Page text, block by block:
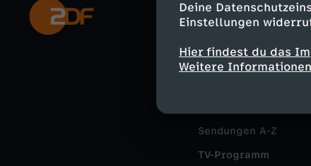
Deine
Einstellungen
Hier findest du das
Weitere
Mehr ZDF
Smart TV
Sendungen A-Z
TV-Programm